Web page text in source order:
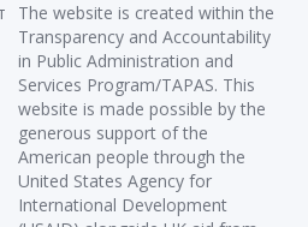
The website is created within the
Transparency and Accountability
in Public Administration and
Services Program/TAPAS. This
website is made possible by the
generous support of the
American people through the
United States Agency for
International Development